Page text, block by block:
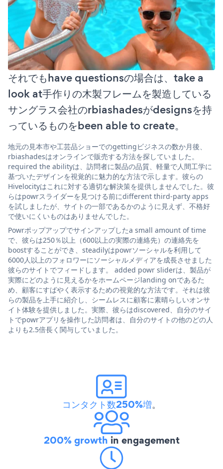
それでもhave questionsの場合は、take a
look at手作りの木製フレームを製造している
サングラス会社のrbiashadesがdesignsを持
っているものをbeen able to create。
地元の見本市や工芸品ショーでのgettingビジネスの数か月後、
rbiashadesはオンラインで販売する方法を探していました。
required the abilityは、訪問者に製品の品質、軽量で人間工学に
基づいたデザインを視覚的に魅力的な方法で示します。彼らの
Hivelocityはこれに対する適切な解決策を提供しませんでした。彼
らはpowrスライダーを見つける前にdifferent third-party apps
を試しましたが、サイトの一部であるかのように見えず、不格好
で使いにくいものはありませんでした。
Powrポップアップでサインアップしたa small amount of time
で、彼らは250％以上（600以上の実際の連絡先）の連絡先を
boostすることができ、steadilyはpowrソーシャルを利用して
6000人以上のフォロワーにソーシャルメディアを成長させました
彼らのサイトでフィードします。 added powr sliderは、製品が
実際にどのように見えるかをホームページlanding onであるた
め、顧客にすばやく表示するための視覚的な方法です。それは彼
らの製品を上手に紹介し、シームレスに顧客に素晴らしいオンサ
イト体験を提供しました。実際、彼らはdiscovered、自分のサイ
トでpowrアプリを操作した訪問者は、自分のサイトの他のどの人
よりも2.5倍長く関与していました。
コンタクト数250%増。
200% growth in engagement